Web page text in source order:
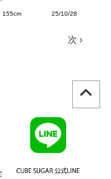
155cm 25/10/28
次 ›